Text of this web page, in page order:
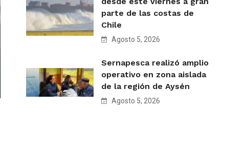
parte de las costas de
Chile
Agosto 5, 2026
Sernapesca realizó amplio
operativo en zona aislada
de la región de Aysén
Agosto 5, 2026